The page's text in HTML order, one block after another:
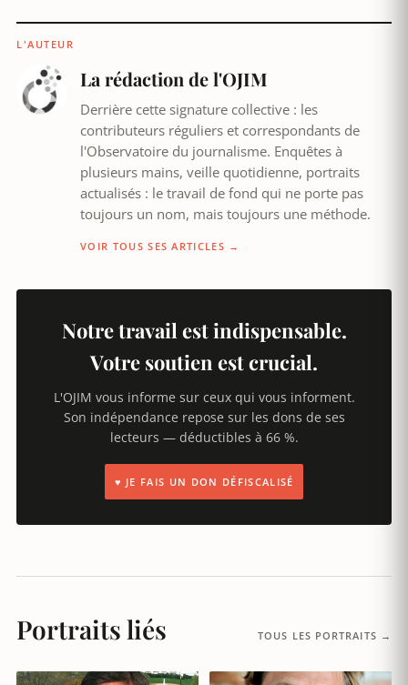
L'AUTEUR
La rédaction de l'OJIM
Derrière cette signature collective : les
contributeurs réguliers et correspondants de
l'Observatoire du journalisme. Enquêtes à
plusieurs mains, veille quotidienne, portraits
actualisés : le travail de fond qui ne porte pas
toujours un nom, mais toujours une méthode.
VOIR TOUS SES ARTICLES →
Notre travail est indispensable.
Votre soutien est crucial.
L'OJIM vous informe sur ceux qui vous informent.
Son indépendance repose sur les dons de ses
lecteurs — déductibles à 66 %.
♥ JE FAIS UN DON DÉFISCALISÉ
Portraits liés TOUS LES PORTRAITS →